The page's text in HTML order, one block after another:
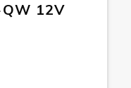
12V